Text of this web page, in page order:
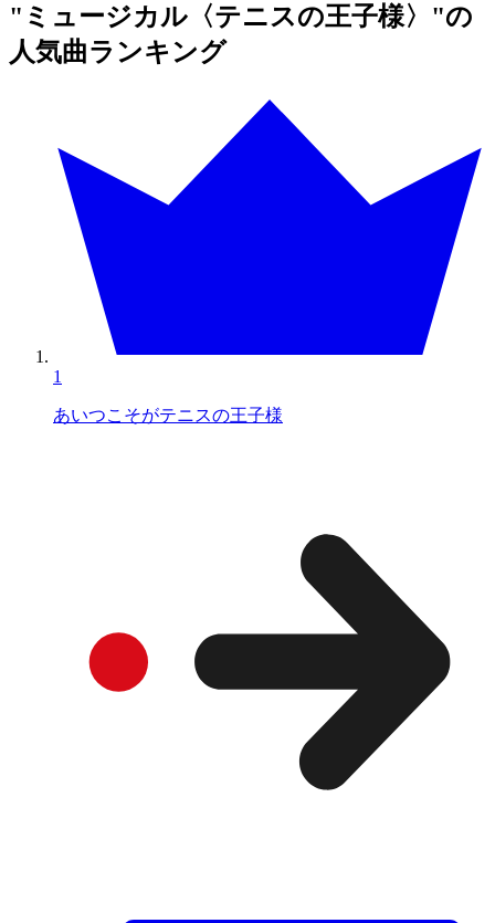
"ミュージカル〈テニスの王子様〉"の
人気曲ランキング
1
あいつこそがテニスの王子様